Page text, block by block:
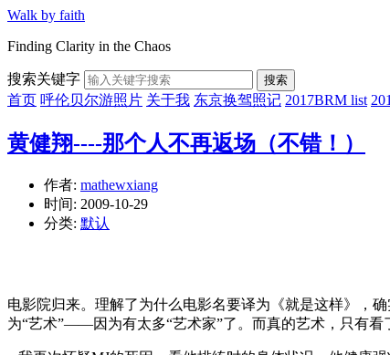
Walk by faith
Finding Clarity in the Chaos
搜索关键字 搜索
首页 呼伦贝尔游照片 关于我 东京换驾照记 2017BRM list
黄健翔----那个人不再返场（不错！）
作者: mathewxiang
时间: 2009-10-29
分类: 默认
电影院归来。理解了为什么电影名要译为《就是这样》，
为“艺术”——因为有太多“艺术家”了。而真的艺术，只有看